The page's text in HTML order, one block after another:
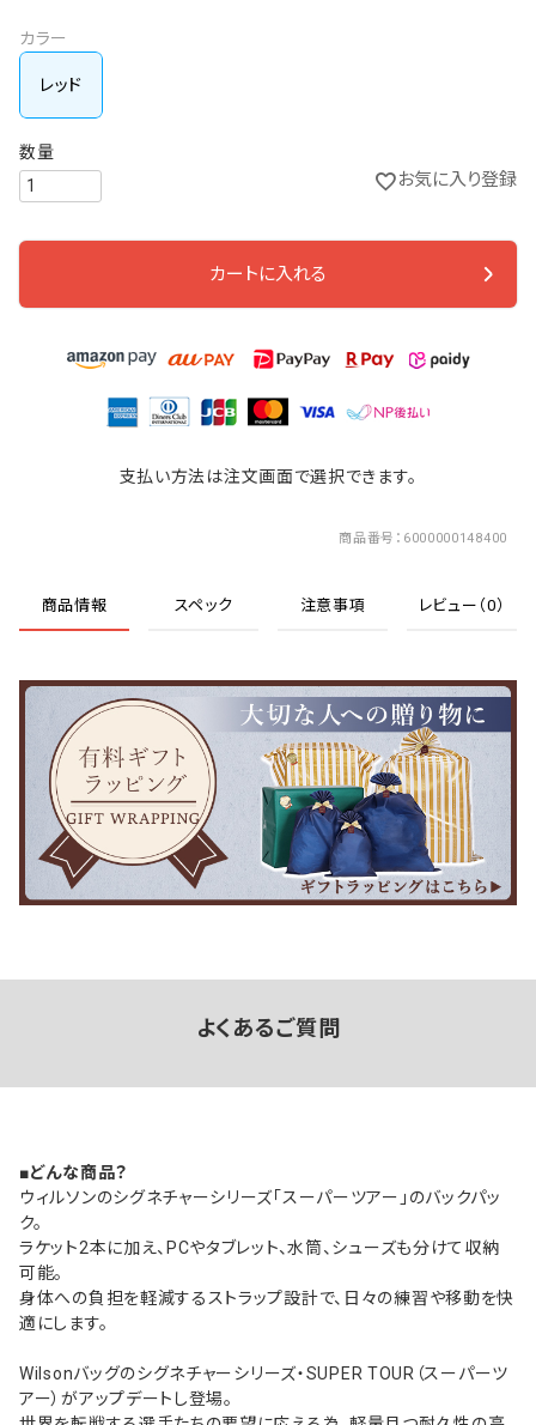
カラー
レッド
お気に入り登録
カートに入れる
支払い方法は注文画面で選択できます。
商品番号 6000000148400
商品情報 スペック 注意事項 レビュー（0）
よくあるご質問
■どんな商品？
ウィルソンのシグネチャーシリーズ「スーパーツアー」のバックパッ
ク。
ラケット2本に加え、PCやタブレット、水筒、シューズも分けて収納
可能。
身体への負担を軽減するストラップ設計で、日々の練習や移動を快
適にします。
Wilsonバッグのシグネチャーシリーズ・SUPER TOUR（スーパーツ
アー）がアップデートし登場。